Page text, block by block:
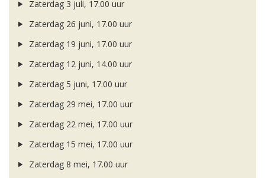
Zaterdag 3 juli, 17.00 uur
Zaterdag 26 juni, 17.00 uur
Zaterdag 19 juni, 17.00 uur
Zaterdag 12 juni, 14.00 uur
Zaterdag 5 juni, 17.00 uur
Zaterdag 29 mei, 17.00 uur
Zaterdag 22 mei, 17.00 uur
Zaterdag 15 mei, 17.00 uur
Zaterdag 8 mei, 17.00 uur